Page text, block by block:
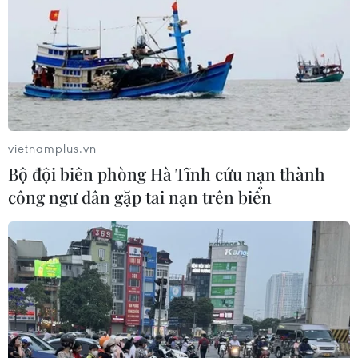
chuyển biến tích cực
13/12/2019 14:05
Trưởng Ban Dân vận Trung ương Trương Thị Mai cho
rằng “Năm dân vận chính quyền” 2019 đã phát huy thế
mạnh, kinh nghiệm từ năm 2018, tạo chuyển biến tích
cực trong nhận thức, trách nhiệm của các cấp.
vietnamplus.vn
Bộ đội biên phòng Hà Tĩnh cứu nạn thành
công ngư dân gặp tai nạn trên biển